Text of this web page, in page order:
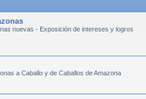
nuevas - Exposición de intereses y logros
a Caballo y de Caballos de Amazona